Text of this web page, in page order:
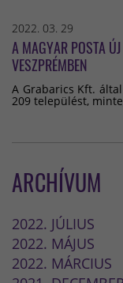
2022. 03. 29
A MAGYAR POSTA
VESZPRÉMBEN
A Grabarics Kft.
209 települést,
ARCHÍVUM
2022. JÚLIUS
2022. MÁJUS
2022. MÁRCIUS